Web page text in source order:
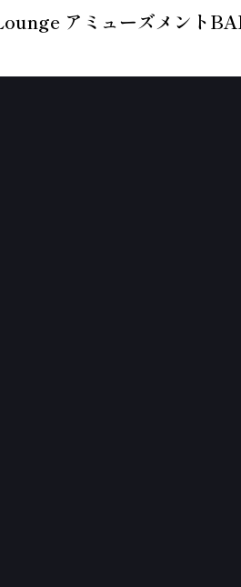
アミューズメント